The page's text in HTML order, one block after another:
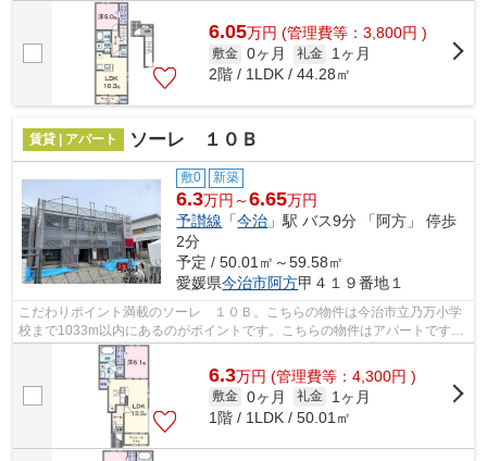
6.05万円 (管理費等：3,800円 )
敷金 0ヶ月 礼金
1ヶ月
2階 / 1LDK / 44.28㎡
賃貸 | アパート ソーレ １０Ｂ
敷0 新築
6.3万円～6.65万円
予讃線 「今治 」駅 バス9分 「阿方」 停歩
2分
予定 / 50.01㎡～59.58㎡
愛媛県今治市阿方甲４１９番地１
こだわりポイント満載のソーレ １０Ｂ。こちらの物件は今治市立乃万小学
校まで1033m以内にあるのがポイントです。こちらの物件はアパートです。
多種多様な物件を取り扱う当社は、お客...
6.3万円 (管理費等：4,300円 )
敷金 0ヶ月 礼金
1ヶ月
1階 / 1LDK / 50.01㎡